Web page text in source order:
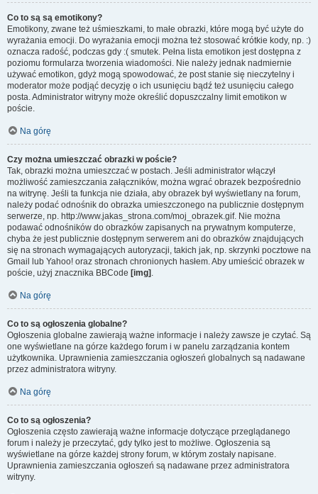
Co to są są emotikony?
Emotikony, zwane też uśmieszkami, to małe obrazki, które mogą być użyte do
wyrażania emocji. Do wyrażania emocji można też stosować krótkie kody, np. :)
oznacza radość, podczas gdy :( smutek. Pełna lista emotikon jest dostępna z
poziomu formularza tworzenia wiadomości. Nie należy jednak nadmiernie
używać emotikon, gdyż mogą spowodować, że post stanie się nieczytelny i
moderator może podjąć decyzję o ich usunięciu bądź też usunięciu całego
posta. Administrator witryny może określić dopuszczalny limit emotikon w
poście.
Na górę
Czy można umieszczać obrazki w poście?
Tak, obrazki można umieszczać w postach. Jeśli administrator włączył
możliwość zamieszczania załączników, można wgrać obrazek bezpośrednio
na witrynę. Jeśli ta funkcja nie działa, aby obrazek był wyświetlany na forum,
należy podać odnośnik do obrazka umieszczonego na publicznie dostępnym
serwerze, np. http://www.jakas_strona.com/moj_obrazek.gif. Nie można
podawać odnośników do obrazków zapisanych na prywatnym komputerze,
chyba że jest publicznie dostępnym serwerem ani do obrazków znajdujących
się na stronach wymagających autoryzacji, takich jak, np. skrzynki pocztowe na
Gmail lub Yahoo! oraz stronach chronionych hasłem. Aby umieścić obrazek w
poście, użyj znacznika BBCode [img] .
Na górę
Co to są ogłoszenia globalne?
Ogłoszenia globalne zawierają ważne informacje i należy zawsze je czytać. Są
one wyświetlane na górze każdego forum i w panelu zarządzania kontem
użytkownika. Uprawnienia zamieszczania ogłoszeń globalnych są nadawane
przez administratora witryny.
Na górę
Co to są ogłoszenia?
Ogłoszenia często zawierają ważne informacje dotyczące przeglądanego
forum i należy je przeczytać, gdy tylko jest to możliwe. Ogłoszenia są
wyświetlane na górze każdej strony forum, w którym zostały napisane.
Uprawnienia zamieszczania ogłoszeń są nadawane przez administratora
witryny.